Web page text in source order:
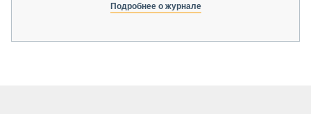
Подробнее о журнале